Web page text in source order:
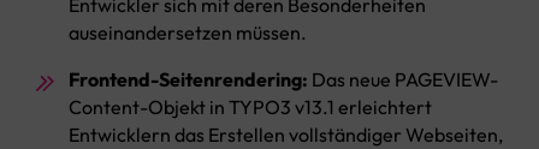
Entwickler sich mit deren Besonderheiten
auseinandersetzen müssen.
Frontend-Seitenrendering: Das neue PAGEVIEW-
Content-Objekt in TYPO3 v13.1 erleichtert
Entwicklern das Erstellen vollständiger Webseiten,